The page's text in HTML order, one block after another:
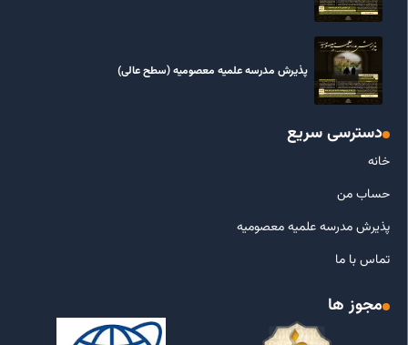
پذیرش مدرسه علمیه معصومیه‌ (سطح عالی)
دسترسی سریع
خانه
حساب من
پذیرش مدرسه علمیه معصومیه
تماس با ما
مجوز ها